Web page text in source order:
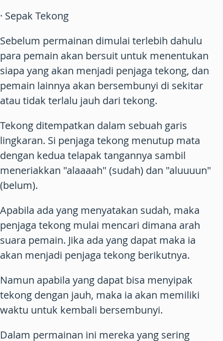
· Sepak Tekong
Sebelum permainan dimulai terlebih dahulu
para pemain akan bersuit untuk menentukan
siapa yang akan menjadi penjaga tekong, dan
pemain lainnya akan bersembunyi di sekitar
atau tidak terlalu jauh dari tekong.
Tekong ditempatkan dalam sebuah garis
lingkaran. Si penjaga tekong menutup mata
dengan kedua telapak tangannya sambil
meneriakkan "alaaaah" (sudah) dan "aluuuun"
(belum).
Apabila ada yang menyatakan sudah, maka
penjaga tekong mulai mencari dimana arah
suara pemain. Jika ada yang dapat maka ia
akan menjadi penjaga tekong berikutnya.
Namun apabila yang dapat bisa menyipak
tekong dengan jauh, maka ia akan memiliki
waktu untuk kembali bersembunyi.
Dalam permainan ini mereka yang sering